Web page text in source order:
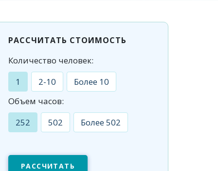
РАССЧИТАТЬ СТОИМОСТЬ
Количество человек:
1
2-10
Более 10
Объем часов:
252
502 Более 502
РАССЧИТАТЬ